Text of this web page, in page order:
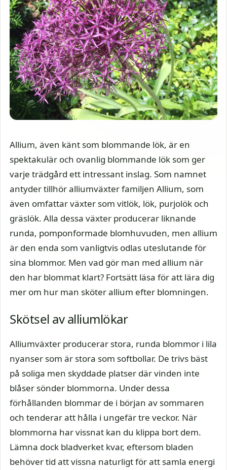
Allium, även känt som blommande lök, är en
spektakulär och ovanlig blommande lök som ger
varje trädgård ett intressant inslag. Som namnet
antyder tillhör alliumväxter familjen Allium, som
även omfattar växter som vitlök, lök, purjolök och
gräslök. Alla dessa växter producerar liknande
runda, pomponformade blomhuvuden, men allium
är den enda som vanligtvis odlas uteslutande för
sina blommor. Men vad gör man med allium när
den har blommat klart? Fortsätt läsa för att lära dig
mer om hur man sköter allium efter blomningen.
Skötsel av alliumlökar
Alliumväxter producerar stora, runda blommor i lila
nyanser som är stora som softbollar. De trivs bäst
på soliga men skyddade platser där vinden inte
blåser sönder blommorna. Under dessa
förhållanden blommar de i början av sommaren
och tenderar att hålla i ungefär tre veckor. När
blommorna har vissnat kan du klippa bort dem.
Lämna dock bladverket kvar, eftersom bladen
behöver tid att vissna naturligt för att samla energi